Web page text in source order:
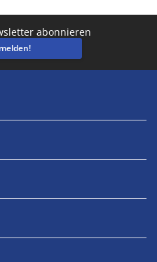
abonnieren